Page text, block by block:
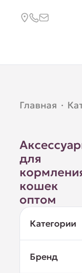
Главная ·
для
кошек
оптом
Категории
Бренд